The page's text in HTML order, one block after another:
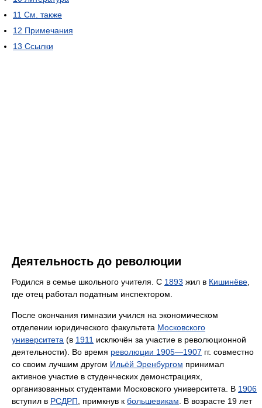
11 См. также
12 Примечания
13 Ссылки
Деятельность до революции
Родился в семье школьного учителя. С 1893 жил в Кишинёве
где отец работал податным инспектором.
После окончания гимназии учился на экономическом
отделении юридического факультета Московского
университета (в 1911 исключён за участие в революционной
деятельности). Во время революции 1905—1907 гг. совместно
со своим лучшим другом Ильёй Эренбургом принимал
активное участие в студенческих демонстрациях,
организованных студентами Московского университета. В 1906
вступил в РСДРП , примкнув к большевикам . В возрасте 19 лет